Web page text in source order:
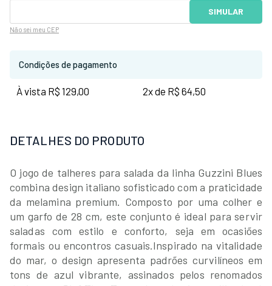
Não sei meu CEP
Condições de pagamento
À vista R$ 129,00 2x de R$ 64,50
DETALHES DO PRODUTO
O jogo de talheres para salada da linha Guzzini Blues
combina design italiano sofisticado com a praticidade
da melamina premium. Composto por uma colher e
um garfo de 28 cm, este conjunto é ideal para servir
saladas com estilo e conforto, seja em ocasiões
formais ou encontros casuais.Inspirado na vitalidade
do mar, o design apresenta padrões curvilíneos em
tons de azul vibrante, assinados pelos renomados